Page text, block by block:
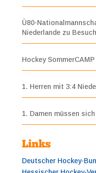
Ü80-
Niederlande zu
Hockey
1. Herren mit 3:4
1. Damen müssen
Links
Deutscher Hockey-